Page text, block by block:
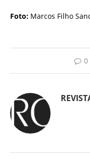
Foto: Marcos Filho
0